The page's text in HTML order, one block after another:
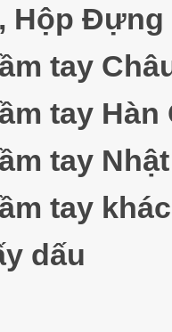
Hộp
tay
tay Hàn
tay
tay khác
dấu